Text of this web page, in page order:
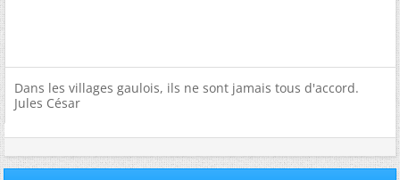
Dans les villages gaulois, ils ne sont jamais tous d'accord.
Jules César